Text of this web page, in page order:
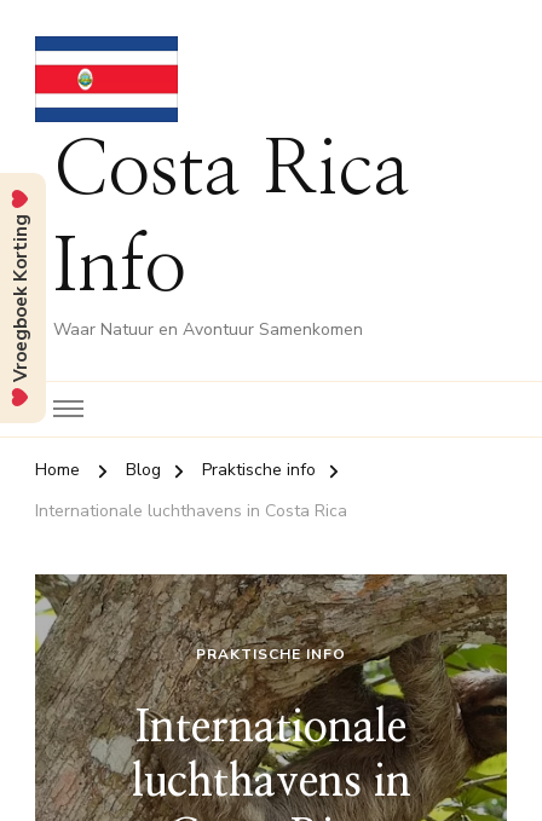
Costa Rica
Info
Waar Natuur en Avontuur Samenkomen
Home Blog
Praktische info
Internationale luchthavens in Costa Rica
PRAKTISCHE INFO
Internationale
luchthavens in
Vroegboek Korting